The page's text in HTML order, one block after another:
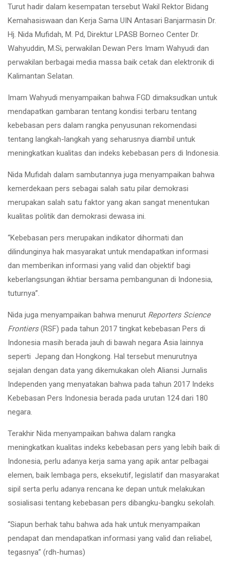
Turut hadir dalam kesempatan tersebut Wakil Rektor Bidang
Kemahasiswaan dan Kerja Sama UIN Antasari Banjarmasin Dr.
Hj. Nida Mufidah, M. Pd, Direktur LPASB Borneo Center Dr.
Wahyuddin, M.Si, perwakilan Dewan Pers Imam Wahyudi dan
perwakilan berbagai media massa baik cetak dan elektronik di
Kalimantan Selatan.
Imam Wahyudi menyampaikan bahwa FGD dimaksudkan untuk
mendapatkan gambaran tentang kondisi terbaru tentang
kebebasan pers dalam rangka penyusunan rekomendasi
tentang langkah-langkah yang seharusnya diambil untuk
meningkatkan kualitas dan indeks kebebasan pers di Indonesia.
Nida Mufidah dalam sambutannya juga menyampaikan bahwa
kemerdekaan pers sebagai salah satu pilar demokrasi
merupakan salah satu faktor yang akan sangat menentukan
kualitas politik dan demokrasi dewasa ini.
“Kebebasan pers merupakan indikator dihormati dan
dilindunginya hak masyarakat untuk mendapatkan informasi
dan memberikan informasi yang valid dan objektif bagi
keberlangsungan ikhtiar bersama pembangunan di Indonesia,
tuturnya”.
Nida juga menyampaikan bahwa menurut Reporters Science
Frontiers(RSF) pada tahun 2017 tingkat kebebasan Pers di
Indonesia masih berada jauh di bawah negara Asia lainnya
seperti Jepang dan Hongkong. Hal tersebut menurutnya
sejalan dengan data yang dikemukakan oleh Aliansi Jurnalis
Independen yang menyatakan bahwa pada tahun 2017 Indeks
Kebebasan Pers Indonesia berada pada urutan 124 dari 180
negara.
Terakhir Nida menyampaikan bahwa dalam rangka
meningkatkan kualitas indeks kebebasan pers yang lebih baik di
Indonesia, perlu adanya kerja sama yang apik antar pelbagai
elemen, baik lembaga pers, eksekutif, legislatif dan masyarakat
sipil serta perlu adanya rencana ke depan untuk melakukan
sosialisasi tentang kebebasan pers dibangku-bangku sekolah.
“Siapun berhak tahu bahwa ada hak untuk menyampaikan
pendapat dan mendapatkan informasi yang valid dan reliabel,
tegasnya” (rdh-humas)